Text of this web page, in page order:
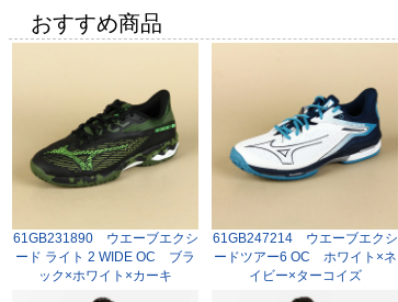
おすすめ商品
61GB231890 ウエーブエクシ
ード ライト 2 WIDE OC ブラ
ック×ホワイト×カーキ
61GB247214 ウエーブエクシ
ードツアー6 OC ホワイト×ネ
イビー×ターコイズ